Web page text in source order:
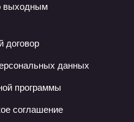
выходным
договор
данных
программы
соглашение